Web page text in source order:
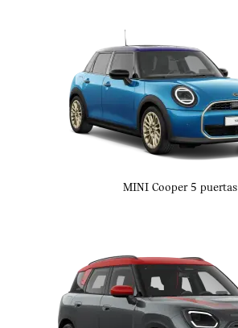
MINI Cooper 5 puertas